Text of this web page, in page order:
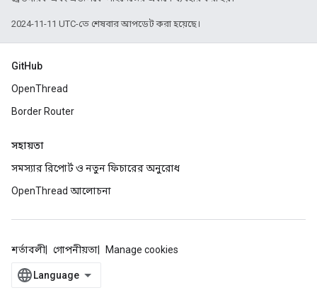
2024-11-11 UTC-তে শেষবার আপডেট করা হয়েছে।
GitHub
OpenThread
Border Router
সহায়তা
সমস্যার রিপোর্ট ও নতুন ফিচারের অনুরোধ
OpenThread আলোচনা
শর্তাবলী গোপনীয়তা Manage cookies